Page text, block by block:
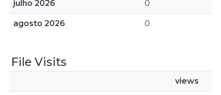
julho 2026 0
agosto 2026 0
File Visits
views